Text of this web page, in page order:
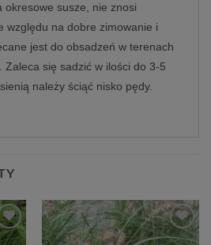
okresowe susze, nie znosi
względu na dobre zimowanie i
jest do obsadzeń w terenach
Zaleca się sadzić w ilości do 3-5
należy ściąć nisko pędy.
Dodaj